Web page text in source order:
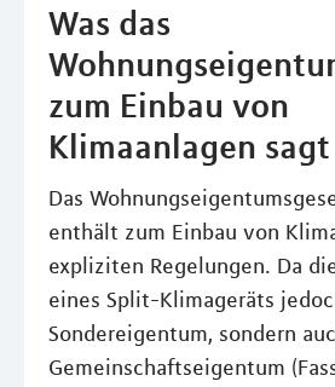
Was das
zum Einbau von
Klimaanlagen sagt
Das
enthält zum Einbau von
expliziten Regelungen. Da
eines Split-Klimageräts
Sondereigentum, sondern
Gemeinschaftseigentum